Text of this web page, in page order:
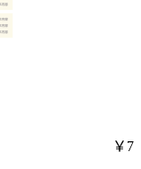
￥7